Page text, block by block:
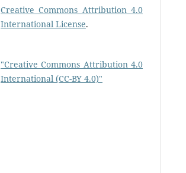
Creative Commons Attribution 4.0
International License.
"Creative Commons Attribution 4.0
International (CC-BY 4.0)"